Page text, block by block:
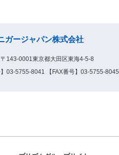
ガージャパン株式会社
〒143-0001東京都大田区東海4-5-8
】03-5755-8041 【FAX番号】03-5755-8045